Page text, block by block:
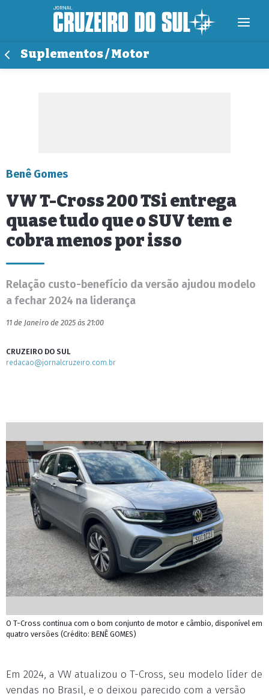
Suplementos / Motor
Benê Gomes
VW T-Cross 200 TSi entrega
quase tudo que o SUV tem e
cobra menos por isso
Relação custo-benefício da versão ajudou modelo
a fechar 2024 na liderança
11 de Janeiro de 2025 às 21:00
CRUZEIRO DO SUL
redacao@jornalcruzeiro.com.br
O T-Cross continua com o bom conjunto de motor e câmbio, disponível em
quatro versões (Crédito: BENÊ GOMES)
Em 2024, a VW atualizou o T-Cross, seu modelo líder de
vendas no Brasil, e o deixou parecido com a versão